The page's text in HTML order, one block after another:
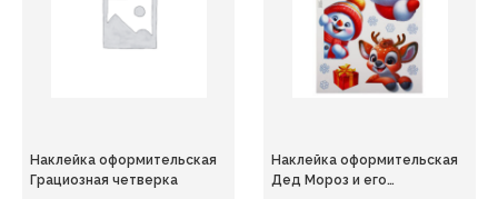
Наклейка оформительская
Грациозная четверка
Наклейка оформительская
Дед Мороз и его